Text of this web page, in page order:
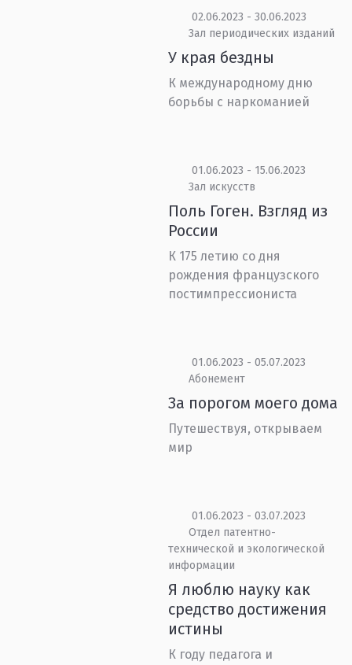
02.06.2023 - 30.06.2023
Зал периодических изданий
У края бездны
К международному дню
борьбы с наркоманией
01.06.2023 - 15.06.2023
Зал искусств
Поль Гоген. Взгляд из
России
К 175 летию со дня
рождения французского
постимпрессиониста
01.06.2023 - 05.07.2023
Абонемент
За порогом моего дома
Путешествуя, открываем
мир
01.06.2023 - 03.07.2023
Отдел патентно-
технической и экологической
информации
Я люблю науку как
средство достижения
истины
К году педагога и